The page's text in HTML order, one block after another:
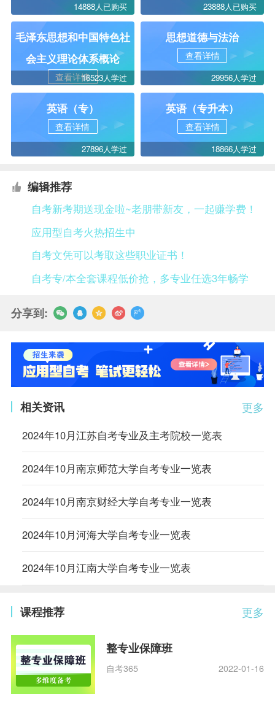
14888人已购买 23888人已购买
毛泽东思想和中国特色社
会主义理论体系概论
查看详情16523人学过
思想道德与法治
查看详情
29956人学过
英语（专）
查看详情
27896人学过
英语（专升本）
查看详情
18866人学过
编辑推荐
自考新考期送现金啦~老朋带新友，一起赚学费！
应用型自考火热招生中
自考文凭可以考取这些职业证书！
自考专/本全套课程低价抢，多专业任选3年畅学
分享到:
更多
相关资讯
2024年10月江苏自考专业及主考院校一览表
2024年10月南京师范大学自考专业一览表
2024年10月南京财经大学自考专业一览表
2024年10月河海大学自考专业一览表
2024年10月江南大学自考专业一览表
更多
课程推荐
整专业保障班
自考365 2022-01-16